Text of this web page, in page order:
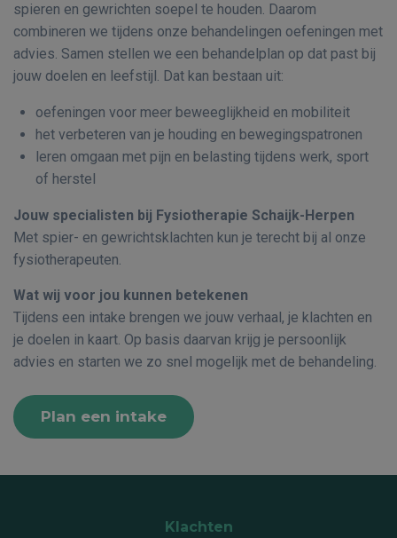
spieren en gewrichten soepel te houden. Daarom
combineren we tijdens onze behandelingen oefeningen met
advies. Samen stellen we een behandelplan op dat past bij
jouw doelen en leefstijl. Dat kan bestaan uit:
oefeningen voor meer beweeglijkheid en mobiliteit
het verbeteren van je houding en bewegingspatronen
leren omgaan met pijn en belasting tijdens werk, sport
of herstel
Jouw specialisten bij Fysiotherapie Schaijk-Herpen
Met spier- en gewrichtsklachten kun je terecht bij al onze
fysiotherapeuten.
Wat wij voor jou kunnen betekenen
Tijdens een intake brengen we jouw verhaal, je klachten en
je doelen in kaart. Op basis daarvan krijg je persoonlijk
advies en starten we zo snel mogelijk met de behandeling.
Plan een intake
Klachten